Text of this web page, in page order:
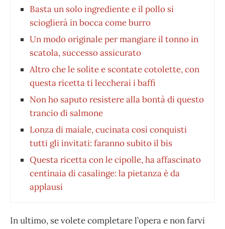
Basta un solo ingrediente e il pollo si
scioglierà in bocca come burro
Un modo originale per mangiare il tonno in
scatola, successo assicurato
Altro che le solite e scontate cotolette, con
questa ricetta ti leccherai i baffi
Non ho saputo resistere alla bontà di questo
trancio di salmone
Lonza di maiale, cucinata così conquisti
tutti gli invitati: faranno subito il bis
Questa ricetta con le cipolle, ha affascinato
centinaia di casalinge: la pietanza è da
applausi
In ultimo, se volete completare l’opera e non farvi